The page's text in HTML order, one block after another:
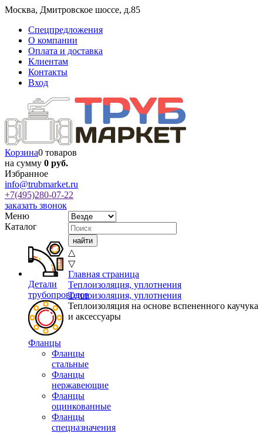
Москва, Дмитровское шоссе, д.85
Спецпредложения
О компании
Оплата и доставка
Клиентам
Контакты
Вход
Корзина0 товаров
на сумму 0 руб.
Избранное
info@trubmarket.ru
+7(495)280-07-22
заказать звонок
Меню
Каталог
Детали
трубопроводов
Фланцы
Фланцы
стальные
Фланцы
нержавеющие
Фланцы
оцинкованные
Фланцы
спецназначения
△
▽
Главная страница
Теплоизоляция, уплотнения
Теплоизоляция, уплотнения
Теплоизоляция на основе вспененного каучука
и аксессуары